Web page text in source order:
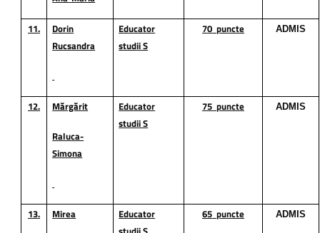
11.
Dorin
Rucsandra
Educator
studii S
70 puncte ADMIS
12. Mărgărit
Raluca-
Simona
Educator
studii S
75 puncte ADMIS
13. Mirea
Educator
65 puncte ADMIS